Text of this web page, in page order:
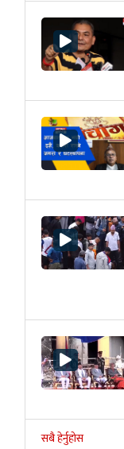
सबै हेर्नुहोस